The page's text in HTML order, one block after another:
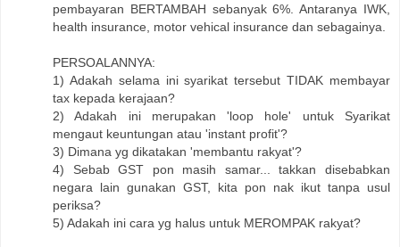
pembayaran BERTAMBAH sebanyak 6%. Antaranya IWK,
health insurance, motor vehical insurance dan sebagainya.
PERSOALANNYA:
1) Adakah selama ini syarikat tersebut TIDAK membayar
tax kepada kerajaan?
2) Adakah ini merupakan 'loop hole' untuk Syarikat
mengaut keuntungan atau 'instant profit'?
3) Dimana yg dikatakan 'membantu rakyat'?
4) Sebab GST pon masih samar... takkan disebabkan
negara lain gunakan GST, kita pon nak ikut tanpa usul
periksa?
5) Adakah ini cara yg halus untuk MEROMPAK rakyat?